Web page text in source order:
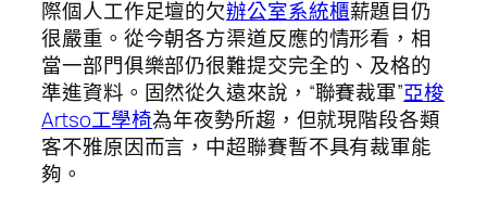
際個人工作足壇的欠辦公室系統櫃薪題目仍
很嚴重。從今朝各方渠道反應的情形看，相
當一部門俱樂部仍很難提交完全的、及格的
準進資料。固然從久遠來說，“聯賽裁軍”亞梭
Artso工學椅為年夜勢所趨，但就現階段各類
客不雅原因而言，中超聯賽暫不具有裁軍能
夠。